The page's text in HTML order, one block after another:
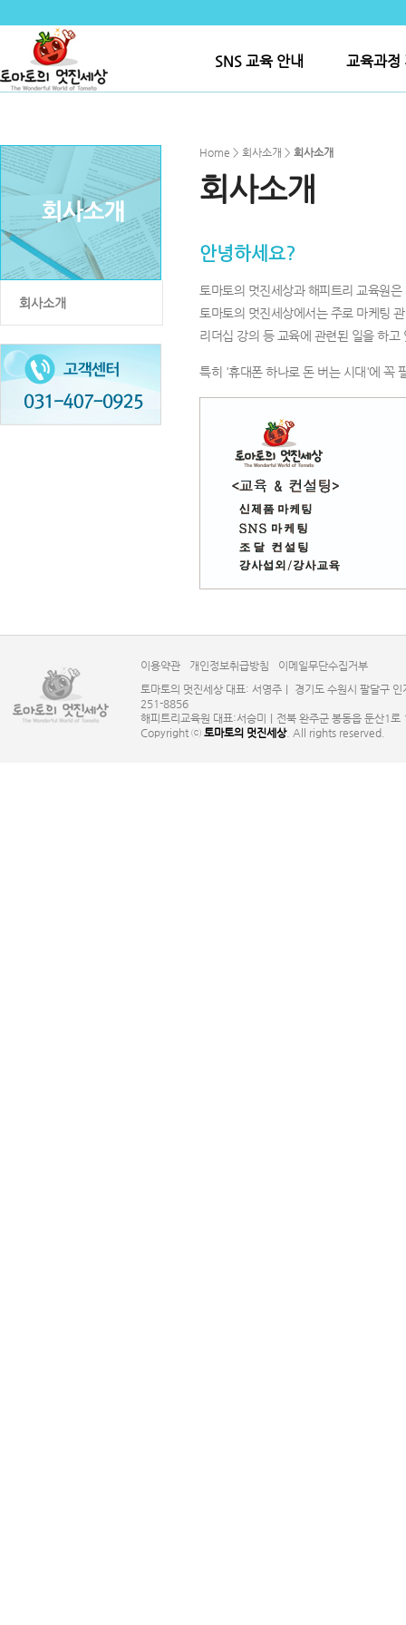
SNS 교육 안내 교육과정
회사소개
Home > 회사소개 > 회사소개
회사소개
안녕하세요?
토마토의 멋진세상과 해피트리 교육원
토마토의 멋진세상에서는 주로 마케팅
리더십 강의 등 교육에 관련된 일을 하고
특히 '휴대폰 하나로 돈 버는 시대'에 꼭
이용약관 개인정보취급방침
이메일무단수집거부
토마토의 멋진세상 대표: 서영주｜ 경기도 수원시 팔달
251-8856
해피트리교육원 대표:서승미｜전북 완주군 봉동읍 둔산
Copyright ⓒ 토마토의 멋진세상. All rights reserved.